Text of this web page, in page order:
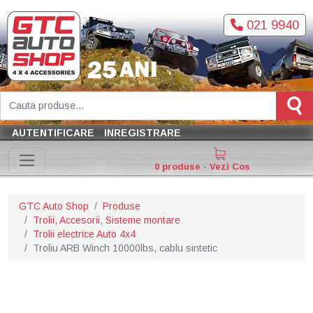
021 9940
AUTENTIFICARE INREGISTRARE
0 produse - Vezi Cos
GTC Auto Shop
Produse
Trolii, Accesorii, Sisteme montare
Trolii electrice Auto 4x4
Troliu ARB Winch 10000lbs, cablu sintetic